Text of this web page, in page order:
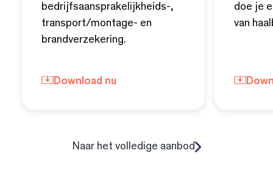
bedrijfsaansprakelijkheids-,
transport/montage- en
brandverzekering.
Download nu
doe je
van
Naar het volledige aanbod